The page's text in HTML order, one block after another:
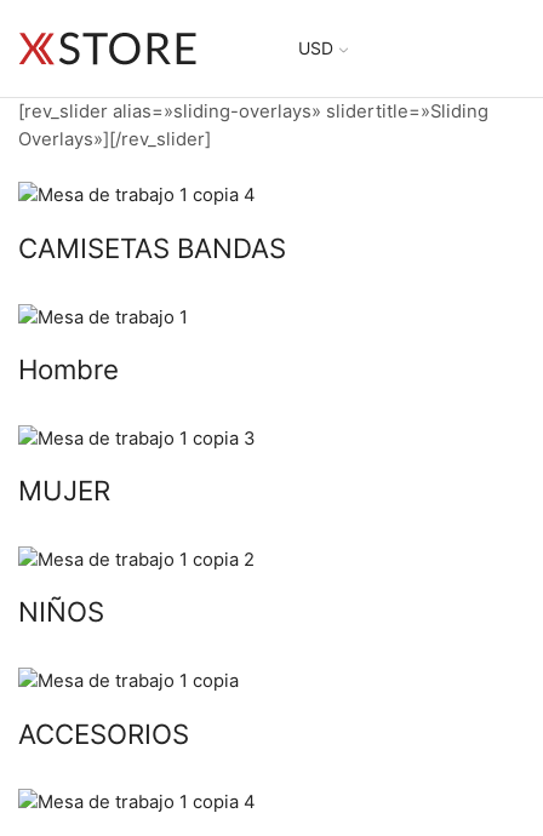
USD
[rev_slider alias=»sliding-overlays» slidertitle=»Sliding
Overlays»][/rev_slider]
CAMISETAS BANDAS
Hombre
MUJER
NIÑOS
ACCESORIOS